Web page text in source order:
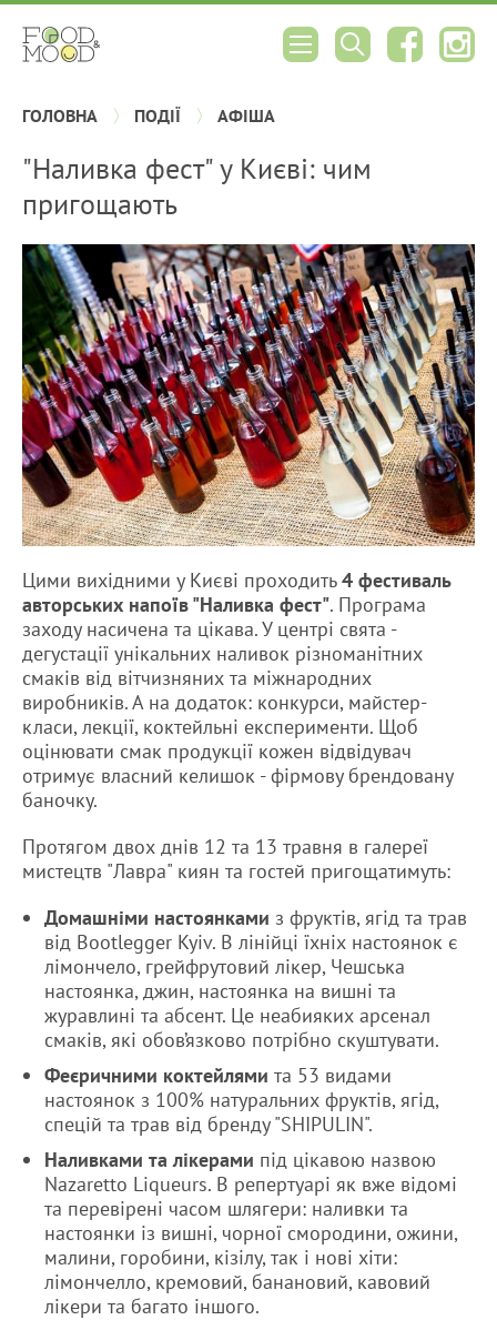
ГОЛОВНА ПОДІЇ АФІША
"Наливка фест" у Києві: чим
пригощають
Цими вихідними у Києві проходить4 фестиваль
авторських напоїв "Наливка фест". Програма
заходу насичена та цікава. У центрі свята -
дегустації унікальних наливок різноманітних
смаків від вітчизняних та міжнародних
виробників. А на додаток: конкурси, майстер-
класи, лекції, коктейльні експерименти. Щоб
оцінювати смак продукції кожен відвідувач
отримує власний келишок - фірмову брендовану
баночку.
Протягом двох днів 12 та 13 травня в галереї
мистецтв "Лавра" киян та гостей пригощатимуть:
Домашніми настоянками з фруктів, ягід та трав
від Bootlegger Kyiv. В лінійці їхніх настоянок є
лімончело, грейфрутовий лікер, Чешська
настоянка, джин, настоянка на вишні та
журавлині та абсент. Це неабияких арсенал
смаків, які обов’язково потрібно скуштувати.
Феєричними коктейлями та 53 видами
настоянок з 100% натуральних фруктів, ягід,
спецій та трав від бренду "SHIPULIN".
Наливками та лікерами під цікавою назвою
Nazaretto Liqueurs. В репертуарі як вже відомі
та перевірені часом шлягери: наливки та
настоянки із вишні, чорної смородини, ожини,
малини, горобини, кізілу, так і нові хіти:
лімончелло, кремовий, банановий, кавовий
лікери та багато іншого.